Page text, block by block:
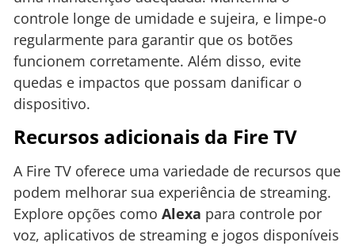
controle longe de umidade e sujeira, e limpe-o
regularmente para garantir que os botões
funcionem corretamente. Além disso, evite
quedas e impactos que possam danificar o
dispositivo.
Recursos adicionais da Fire TV
A Fire TV oferece uma variedade de recursos que
podem melhorar sua experiência de streaming.
Explore opções como Alexa para controle por
voz, aplicativos de streaming e jogos disponíveis